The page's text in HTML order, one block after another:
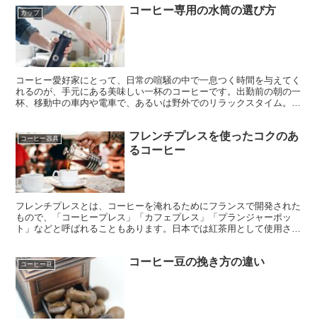
カップ コーヒー専用の水筒の選び方
コーヒー愛好家にとって、日常の喧騒の中で一息つく時間を与えてく
れるのが、手元にある美味しい一杯のコーヒーです。出勤前の朝の一
杯、移動中の車内や電車で、あるいは野外でのリラックスタイム。そ
容器としてだけでなく、コーヒーの風味や温度を維持し、最良の状態
で楽しむための工夫が施されています。このガイドでは、コーヒー専
用水筒の選び方、その特徴や使い心地を詳しく解説します。熱いまま
のコーヒーを長時間保ちたい方、アイスコーヒーを冷たいままで楽し
みたい方、またはフレッシュに淹れたてをその場で楽しみたい方。あ
なたのコーヒーライフをさらに豊かにするための最適な水筒を見つけ
てください。
コーヒー器具
フレンチプレスを使ったコクのあ
るコーヒー
フレンチプレスとは、コーヒーを淹れるためにフランスで開発された
もので、「コーヒープレス」「カフェプレス」「プランジャーポッ
ト」などと呼ばれることもあります。日本では紅茶用として使用され
をして入れることに向いてます。
コーヒー豆 コーヒー豆の挽き方の違い